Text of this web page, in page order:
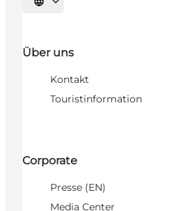
Sprache auswählen
Über uns
Kontakt
Touristinformation
Corporate
Presse (EN)
Media Center